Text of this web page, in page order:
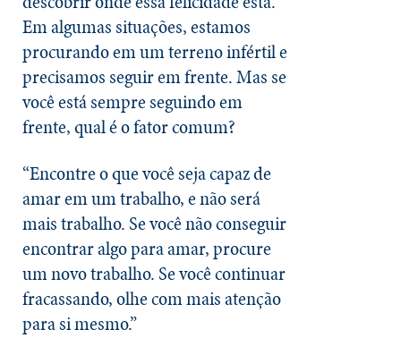
Em algumas situações, estamos
procurando em um terreno infértil e
precisamos seguir em frente. Mas se
você está sempre seguindo em
frente, qual é o fator comum?
“Encontre o que você seja capaz de
amar em um trabalho, e não será
mais trabalho. Se você não conseguir
encontrar algo para amar, procure
um novo trabalho. Se você continuar
fracassando, olhe com mais atenção
para si mesmo.”